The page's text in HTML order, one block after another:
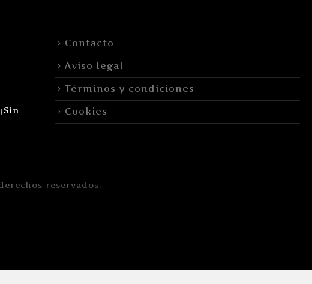
Contacto
Aviso legal
Términos y condiciones
Cookies
reservados.